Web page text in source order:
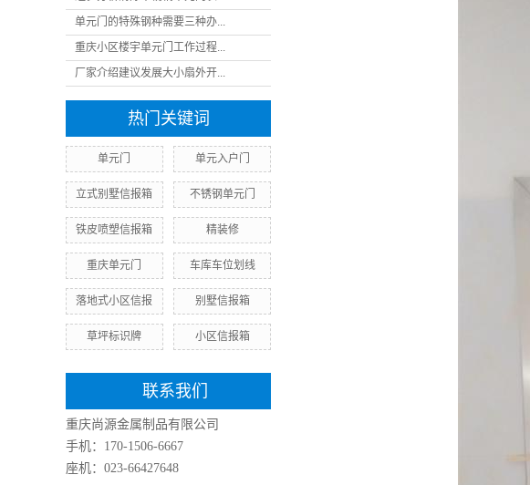
单元门的特殊钢种需要三种办...
重庆小区楼宇单元门工作过程...
厂家介绍建议发展大小扇外开...
热门关键词
单元门 单元入户门
立式别墅信报箱 不锈钢单元门
铁皮喷塑信报箱 精装修
重庆单元门 车库车位划线
落地式小区信报 别墅信报箱
草坪标识牌 小区信报箱
联系我们
重庆尚源金属制品有限公司
手机：170-1506-6667
座机：023-66427648